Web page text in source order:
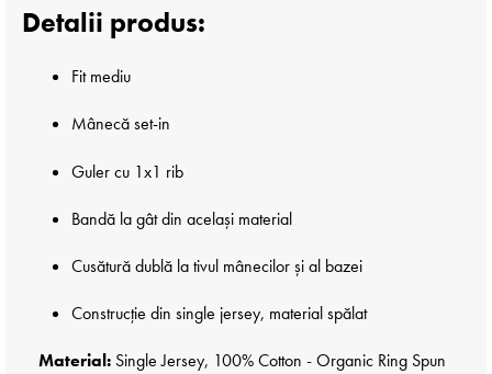
Detalii produs:
Fit mediu
Mânecă set-in
Guler cu 1x1 rib
Bandă la gât din același material
Cusătură dublă la tivul mânecilor și al bazei
Construcție din single jersey, material spălat
Material: Single Jersey, 100% Cotton - Organic Ring Spun